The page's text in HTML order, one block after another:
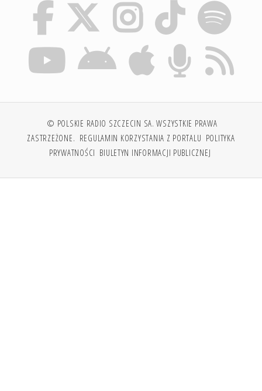
© POLSKIE RADIO SZCZECIN SA. WSZYSTKIE PRAWA
ZASTRZEŻONE. REGULAMIN KORZYSTANIA Z PORTALU POLITYKA
PRYWATNOŚCI BIULETYN INFORMACJI PUBLICZNEJ